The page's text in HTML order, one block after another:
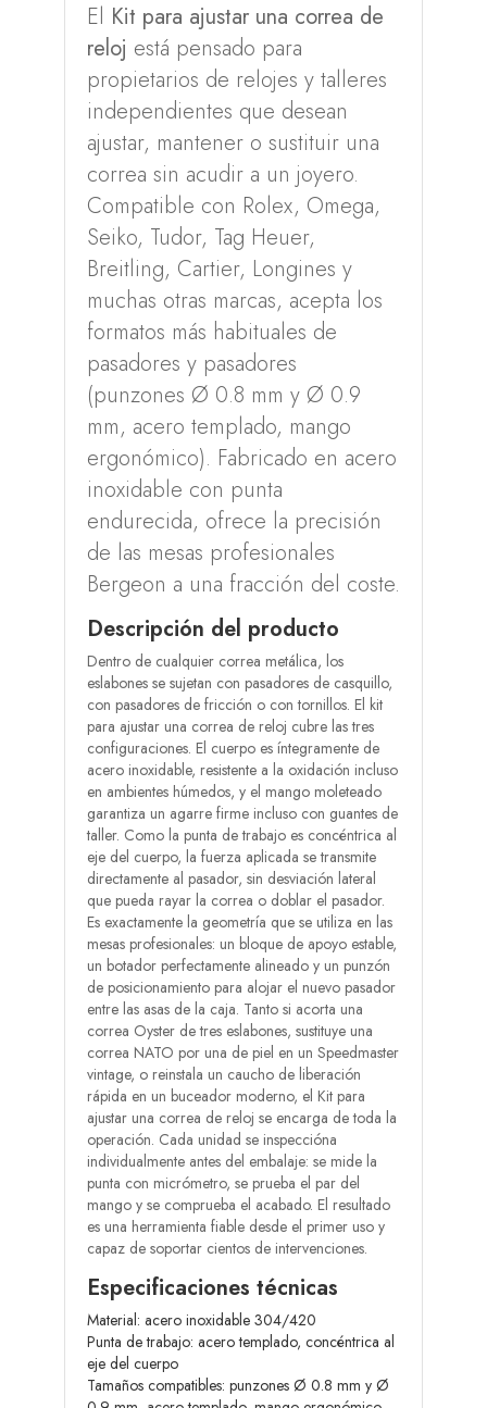
El Kit para ajustar una correa de
reloj está pensado para
propietarios de relojes y talleres
independientes que desean
ajustar, mantener o sustituir una
correa sin acudir a un joyero.
Compatible con Rolex, Omega,
Seiko, Tudor, Tag Heuer,
Breitling, Cartier, Longines y
muchas otras marcas, acepta los
formatos más habituales de
pasadores y pasadores
(punzones Ø 0.8 mm y Ø 0.9
mm, acero templado, mango
ergonómico). Fabricado en acero
inoxidable con punta
endurecida, ofrece la precisión
de las mesas profesionales
Bergeon a una fracción del coste.
Descripción del producto
Dentro de cualquier correa metálica, los
eslabones se sujetan con pasadores de casquillo,
con pasadores de fricción o con tornillos. El kit
para ajustar una correa de reloj cubre las tres
configuraciones. El cuerpo es íntegramente de
acero inoxidable, resistente a la oxidación incluso
en ambientes húmedos, y el mango moleteado
garantiza un agarre firme incluso con guantes de
taller. Como la punta de trabajo es concéntrica al
eje del cuerpo, la fuerza aplicada se transmite
directamente al pasador, sin desviación lateral
que pueda rayar la correa o doblar el pasador.
Es exactamente la geometría que se utiliza en las
mesas profesionales: un bloque de apoyo estable,
un botador perfectamente alineado y un punzón
de posicionamiento para alojar el nuevo pasador
entre las asas de la caja. Tanto si acorta una
correa Oyster de tres eslabones, sustituye una
correa NATO por una de piel en un Speedmaster
vintage, o reinstala un caucho de liberación
rápida en un buceador moderno, el Kit para
ajustar una correa de reloj se encarga de toda la
operación. Cada unidad se inspeccióna
individualmente antes del embalaje: se mide la
punta con micrómetro, se prueba el par del
mango y se comprueba el acabado. El resultado
es una herramienta fiable desde el primer uso y
capaz de soportar cientos de intervenciones.
Especificaciones técnicas
Material: acero inoxidable 304/420
Punta de trabajo: acero templado, concéntrica al
eje del cuerpo
Tamaños compatibles: punzones Ø 0.8 mm y Ø